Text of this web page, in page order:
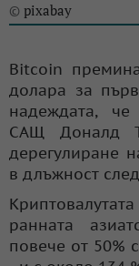
© pixabay
Bitcoin
долара за
надеждата,
САЩ Доналд
дерегулиране
в длъжност
ранната
повече от 50%